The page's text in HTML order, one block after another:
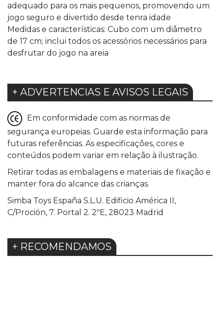
adequado para os mais pequenos, promovendo um
jogo seguro e divertido desde tenra idade
Medidas e características: Cubo com um diâmetro
de 17 cm; inclui todos os acessórios necessários para
desfrutar do jogo na areia
+ ADVERTENCIAS E AVISOS LEGAIS
Em conformidade com as normas de
segurança europeias. Guarde esta informação para
futuras referências. As especificações, cores e
conteúdos podem variar em relação à ilustração.
Retirar todas as embalagens e materiais de fixação e
manter fora do alcance das crianças.
Simba Toys España S.L.U. Edificio América II,
C/Proción, 7. Portal 2. 2ºE, 28023 Madrid
+ RECOMENDAMOS